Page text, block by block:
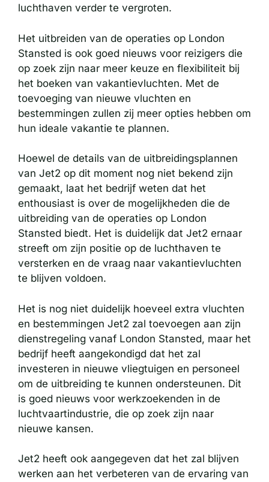
luchthaven verder te vergroten.
Het uitbreiden van de operaties op London
Stansted is ook goed nieuws voor reizigers die
op zoek zijn naar meer keuze en flexibiliteit bij
het boeken van vakantievluchten. Met de
toevoeging van nieuwe vluchten en
bestemmingen zullen zij meer opties hebben om
hun ideale vakantie te plannen.
Hoewel de details van de uitbreidingsplannen
van Jet2 op dit moment nog niet bekend zijn
gemaakt, laat het bedrijf weten dat het
enthousiast is over de mogelijkheden die de
uitbreiding van de operaties op London
Stansted biedt. Het is duidelijk dat Jet2 ernaar
streeft om zijn positie op de luchthaven te
versterken en de vraag naar vakantievluchten
te blijven voldoen.
Het is nog niet duidelijk hoeveel extra vluchten
en bestemmingen Jet2 zal toevoegen aan zijn
dienstregeling vanaf London Stansted, maar het
bedrijf heeft aangekondigd dat het zal
investeren in nieuwe vliegtuigen en personeel
om de uitbreiding te kunnen ondersteunen. Dit
is goed nieuws voor werkzoekenden in de
luchtvaartindustrie, die op zoek zijn naar
nieuwe kansen.
Jet2 heeft ook aangegeven dat het zal blijven
werken aan het verbeteren van de ervaring van